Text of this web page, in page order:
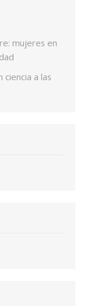
mujeres en
ciencia a las